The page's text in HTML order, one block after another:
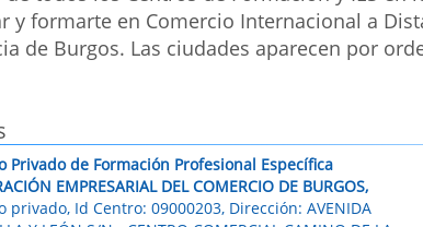
y formarte en Comercio Internacional a
de Burgos. Las ciudades aparecen por
Privado de Formación Profesional Específica
EMPRESARIAL DEL COMERCIO DE BURGOS,
privado, Id Centro: 09000203, Dirección: AVENIDA